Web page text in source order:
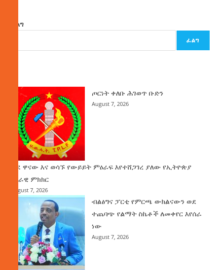
ፈልግ
ፈልግ
ጦርነት ቀለቡ ሕገወጥ ቡድን
August 7, 2026
ወደ ዋናው እና ወሳኙ የውይይት ምዕራፍ እየተሸጋገረ ያለው የኢትዮጵያ
ሀገራዊ ምክክር
August 7, 2026
ብልፅግና ፓርቲ የምርጫ ውክልናውን ወደ
ተጨባጭ የልማት ስኬቶች ለመቀየር እየሰራ
ነው
August 7, 2026